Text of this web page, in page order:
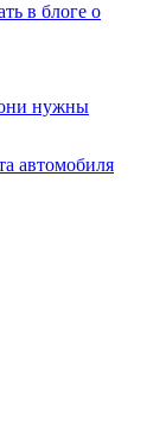
в блоге о
нужны
автомобиля